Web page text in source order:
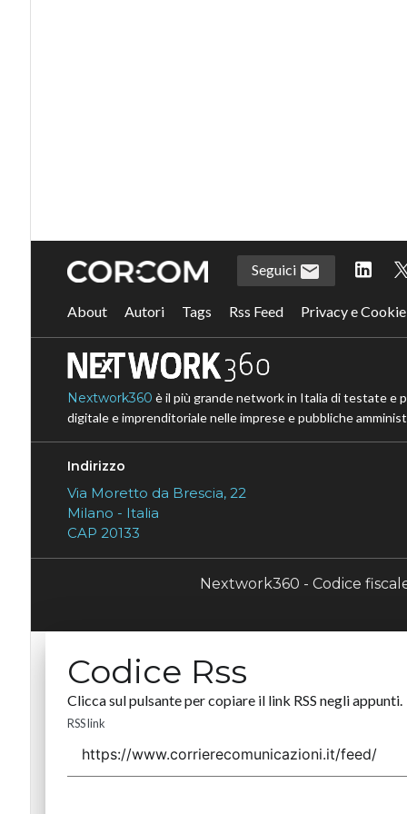
Seguici
About Autori Tags Rss Feed Privacy e
Nextwork360 è il più grande network in Italia di testate e
digitale e imprenditoriale nelle imprese e pubbliche
Indirizzo
Via Moretto da Brescia, 22
Milano - Italia
CAP 20133
Nextwork360 - Codice
Codice Rss
Clicca sul pulsante per copiare il link RSS negli appunti.
RSS link